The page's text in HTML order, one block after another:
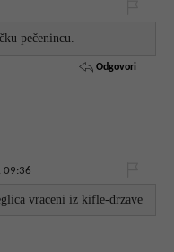
pečenincu.
Odgovori
09:36
vraceni iz kifle-drzave